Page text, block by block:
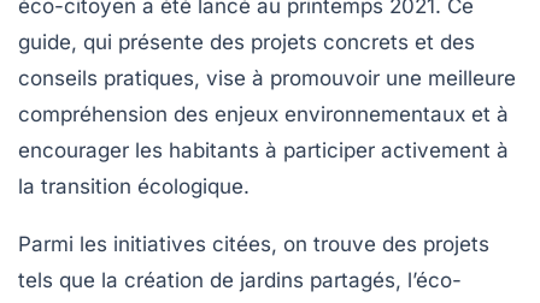
éco-citoyen a été lancé au printemps 2021. Ce
guide, qui présente des projets concrets et des
conseils pratiques, vise à promouvoir une meilleure
compréhension des enjeux environnementaux et à
encourager les habitants à participer activement à
la transition écologique.
Parmi les initiatives citées, on trouve des projets
tels que la création de jardins partagés, l’éco-